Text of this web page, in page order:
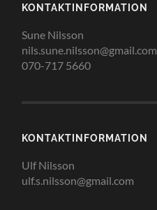
KONTAKTINFORMATION
Sune Nilsson
nils.sune.nilsson@gmail.com
070-717 5660
KONTAKTINFORMATION
Ulf Nilsson
ulf.s.nilsson@gmail.com